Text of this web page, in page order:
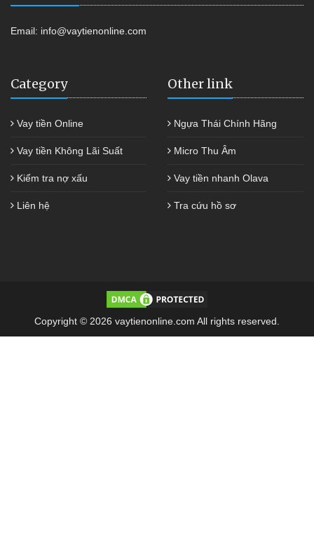
Email: info@vaytienonline.com
Category
Vay tiền Online
Vay tiền Không Lãi Suất
Kiểm tra nợ xấu
Liên hệ
Other link
Ngựa Thái Chính Hãng
Micro Thu Âm
Vay tiền nhanh Olava
Tra cứu hồ sơ
Copyright © 2026 vaytienonline.com All rights reserved.